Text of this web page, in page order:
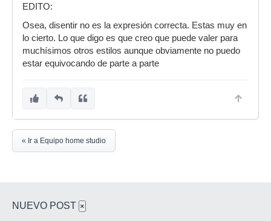
EDITO:
Osea, disentir no es la expresión correcta. Estas muy en
lo cierto. Lo que digo es que creo que puede valer para
muchísimos otros estilos aunque obviamente no puedo
estar equivocando de parte a parte
« Ir a Equipo home studio
NUEVO POST ×